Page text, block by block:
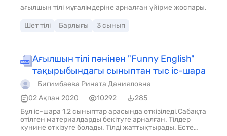
ағылшын тілі мұғалімдеріне арналған үйірме жоспары.
Шет тілі Барлығы 3 сынып
Ағылшын тілі пәнінен "Funny English"
тақырыбындагы сыныптан тыс іс-шара
Бигимбаева Рината Данияловна
02 Ақпан 2020
10292
285
Бұл іс-шара 1,2 сыныптар арасында өткізіледі.Сабақта
өтілген материалдарды бекітуге арналған. Тілдер
кунине өткізуге болады. Тілді жаттықтырады. Есте